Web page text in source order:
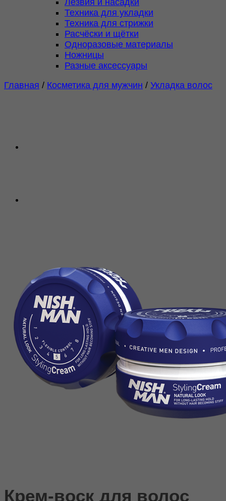
Лезвия и насадки
Техника для укладки
Техника для стрижки
Расчёски и щётки
Одноразовые материалы
Ножницы
Разные аксессуары
Главная / Косметика для мужчин / Укладка волос
Крем-воск для волос